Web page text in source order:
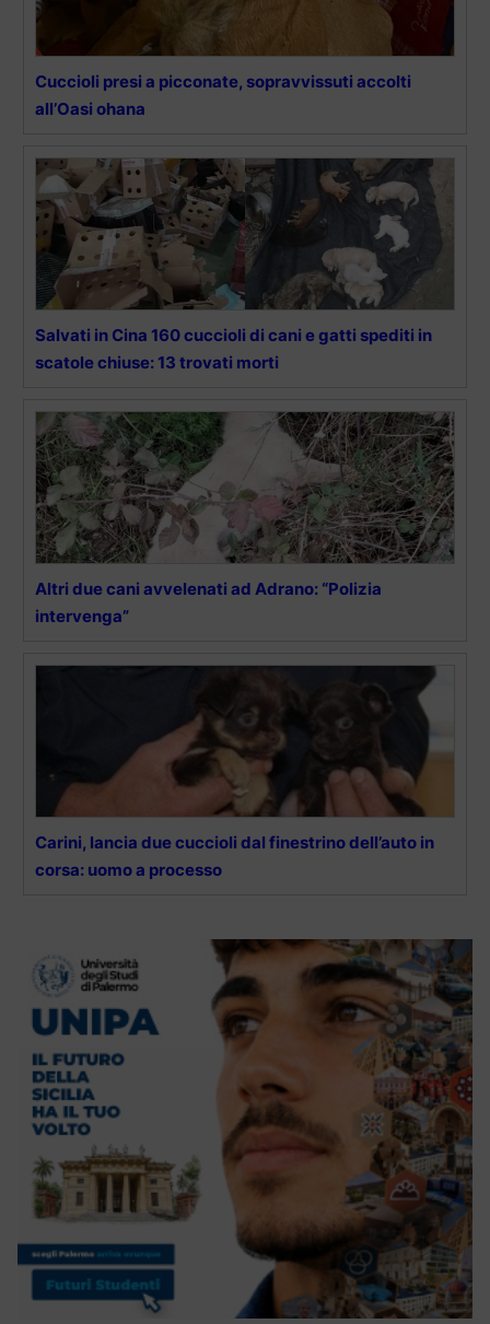
Cuccioli presi a picconate, sopravvissuti accolti
all’Oasi ohana
Salvati in Cina 160 cuccioli di cani e gatti spediti in
scatole chiuse: 13 trovati morti
Altri due cani avvelenati ad Adrano: “Polizia
intervenga”
Carini, lancia due cuccioli dal finestrino dell’auto in
corsa: uomo a processo